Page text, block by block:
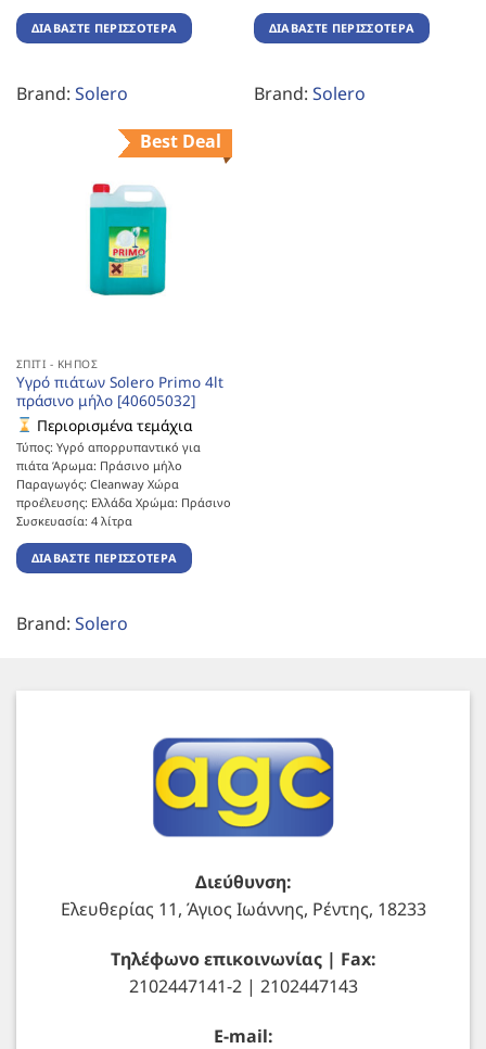
ΔΙΑΒΆΣΤΕ ΠΕΡΙΣΣΌΤΕΡΑ
Brand: Solero
ΔΙΑΒΆΣΤΕ ΠΕΡΙΣΣΌΤΕΡΑ
Brand: Solero
Best Deal
ΣΠΊΤΙ - ΚΉΠΟΣ
Υγρό πιάτων Solero Primo 4lt
πράσινο μήλο [40605032]
Περιορισμένα τεμάχια
Τύπος: Υγρό απορρυπαντικό για
πιάτα Άρωμα: Πράσινο μήλο
Παραγωγός: Cleanway Χώρα
προέλευσης: Ελλάδα Χρώμα: Πράσινο
Συσκευασία: 4 λίτρα
ΔΙΑΒΆΣΤΕ ΠΕΡΙΣΣΌΤΕΡΑ
Brand: Solero
Διεύθυνση:
Ελευθερίας 11, Άγιος Ιωάννης, Ρέντης, 18233
Τηλέφωνο επικοινωνίας | Fax:
2102447141-2 | 2102447143
E-mail: